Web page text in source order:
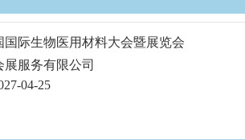
国际生物医用材料大会暨展览会
服务有限公司
04-25